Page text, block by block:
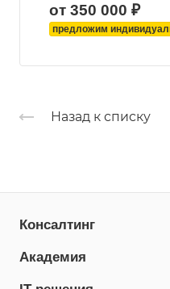
от 350 000 ₽
предложим
Назад к списку
Консалтинг
Академия